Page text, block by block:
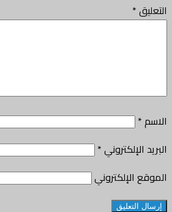
التعليق*
الاسم*
البريد الإلكتروني*
الموقع الإلكتروني